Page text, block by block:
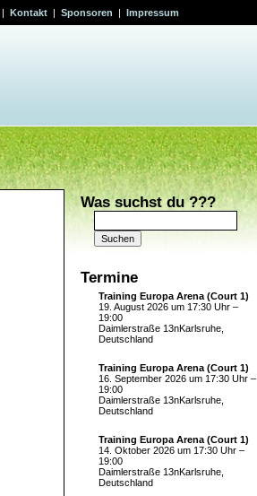
| Kontakt| Sponsoren | Impressum
Was suchst du ???
Suchen
nach:
Termine
Training Europa Arena (Court 1)
19. August 2026 um 17:30 Uhr –
19:00
Daimlerstraße 13nKarlsruhe,
Deutschland
Training Europa Arena (Court 1)
16. September 2026 um 17:30 Uhr –
19:00
Daimlerstraße 13nKarlsruhe,
Deutschland
Training Europa Arena (Court 1)
14. Oktober 2026 um 17:30 Uhr –
19:00
Daimlerstraße 13nKarlsruhe,
Deutschland